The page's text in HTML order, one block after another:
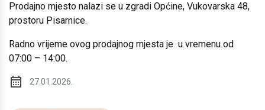
Prodajno mjesto nalazi se u zgradi Općine, Vukovarska 48,
prostoru Pisarnice.
Radno vrijeme ovog prodajnog mjesta je u vremenu od
07:00 – 14:00.
27.01.2026.